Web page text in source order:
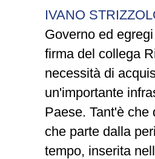
IVANO
Governo ed
firma del collega
necessità di
un'importante
Paese. Tant'è che
che parte dalla
tempo, inserita